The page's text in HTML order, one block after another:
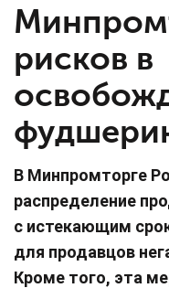
рисков в
В Минпромторге
распределение
с истекающим
для продавцов
Кроме того, эта